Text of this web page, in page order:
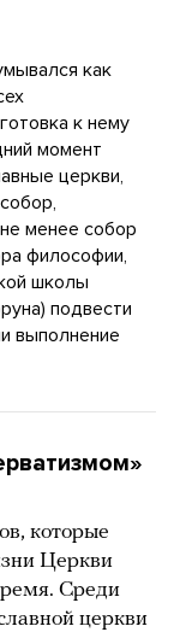
как
к нему
момент
церкви,
менее собор
философии,
школы
подвести
выполнение
которые
Церкви
Среди
церкви